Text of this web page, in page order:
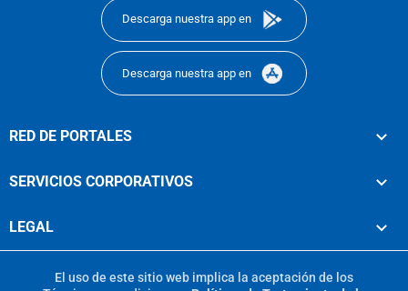
Descarga nuestra app en
Descarga nuestra app en
RED DE PORTALES
SERVICIOS CORPORATIVOS
LEGAL
El uso de este sitio web implica la aceptación de los